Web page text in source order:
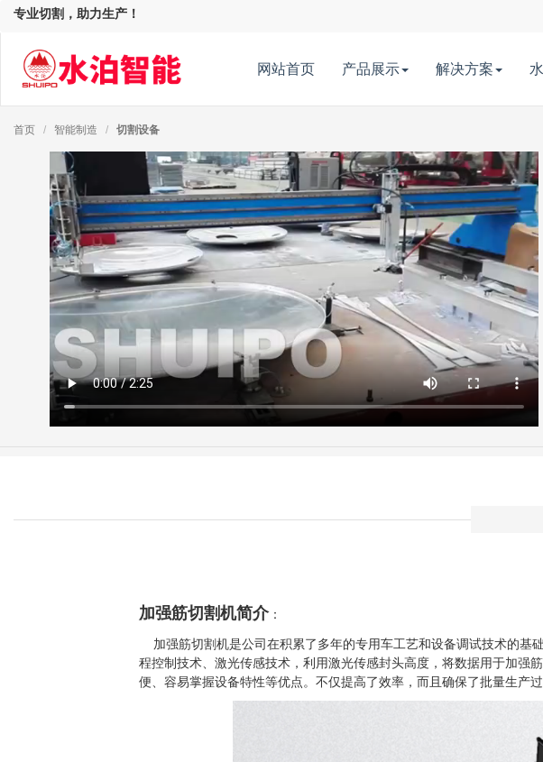
专业切割，助力生产！
网站首页 产品展示 解决方案
首页 / 智能制造 / 切割设备
加强筋切割机简介：
加强筋切割机是公司在积累了多年的专用车工艺和设备调试技术的基
程控制技术、激光传感技术，利用激光传感封头高度，将数据用于加强
便、容易掌握设备特性等优点。不仅提高了效率，而且确保了批量生产